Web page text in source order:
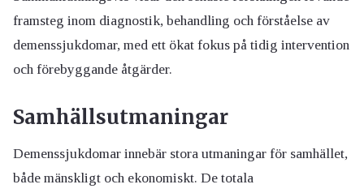
framsteg inom diagnostik, behandling och förståelse av
demenssjukdomar, med ett ökat fokus på tidig intervention
och förebyggande åtgärder.
Samhällsutmaningar
Demenssjukdomar innebär stora utmaningar för samhället,
både mänskligt och ekonomiskt. De totala